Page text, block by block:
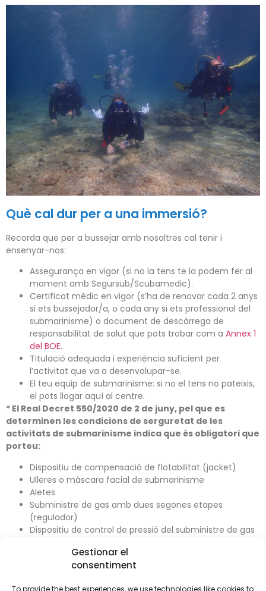
Gestionar el
consentiment
To provide the best experiences, we use technologies like cookies to
Què cal dur per a una immersió?
Recorda que per a bussejar amb nosaltres cal tenir i
ensenyar-nos:
Assegurança en vigor (si no la tens te la podem fer al
moment amb Segursub/Scubamedic).
Certificat mèdic en vigor (s’ha de renovar cada 2 anys
si ets bussejador/a, o cada any si ets professional del
submarinisme) o document de descàrrega de
responsabilitat de salut que pots trobar com a Annex 1
del BOE.
Titulació adequada i experiència suficient per
l’activitat que va a desenvolupar-se.
El teu equip de submarinisme: si no el tens no pateixis,
el pots llogar aquí al centre.
* El Real Decret 550/2020 de 2 de juny, pel que es
determinen les condicions de serguretat de les
activitats de submarinisme indica que és obligatori que
porteu:
Dispositiu de compensació de flotabilitat (jacket)
Ulleres o màscara facial de submarinisme
Aletes
Subministre de gas amb dues segones etapes
(regulador)
Dispositiu de control de pressió del subministre de gas
Dispositiu de tall (tisores o ganivet)
Dispositiu de control de profunditat (profundímetre o